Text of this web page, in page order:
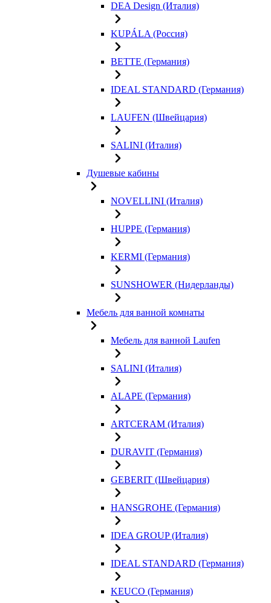
DEA Design (Италия)
KUPÁLA (Россия)
BETTE (Германия)
IDEAL STANDARD (Германия)
LAUFEN (Швейцария)
SALINI (Италия)
Душевые кабины
NOVELLINI (Италия)
HUPPE (Германия)
KERMI (Германия)
SUNSHOWER (Нидерланды)
Мебель для ванной комнаты
Мебель для ванной Laufen
SALINI (Италия)
ALAPE (Германия)
ARTCERAM (Италия)
DURAVIT (Германия)
GEBERIT (Швейцария)
HANSGROHE (Германия)
IDEA GROUP (Италия)
IDEAL STANDARD (Германия)
KEUCO (Германия)